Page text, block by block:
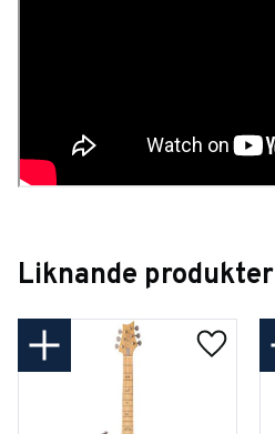
Liknande produkter